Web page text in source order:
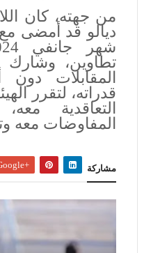
من جهته، كان
ديالو قد أمضى
تطاوين،
المقابلات
قدراته، لتقرر
التعاقدية
المفاوضات معه
مشاركة